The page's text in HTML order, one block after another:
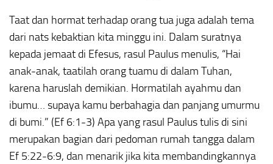
Taat dan hormat terhadap orang tua juga adalah tema
dari nats kebaktian kita minggu ini. Dalam suratnya
kepada jemaat di Efesus, rasul Paulus menulis, “Hai
anak-anak, taatilah orang tuamu di dalam Tuhan,
karena haruslah demikian. Hormatilah ayahmu dan
ibumu… supaya kamu berbahagia dan panjang umurmu
di bumi.” (Ef 6:1-3) Apa yang rasul Paulus tulis di sini
merupakan bagian dari pedoman rumah tangga dalam
Ef 5:22-6:9, dan menarik jika kita membandingkannya